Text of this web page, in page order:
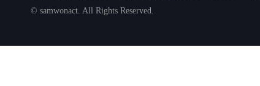
© samwonact. All Rights Reserved.